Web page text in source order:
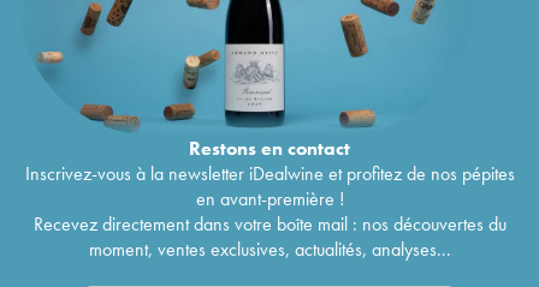
Restons encontact
Inscrivez-vous à la newsletter iDealwine et profitez de nos pépites
en avant-première !
Recevez directement dans votre boîte mail : nos découvertes du
moment, ventes exclusives, actualités, analyses...